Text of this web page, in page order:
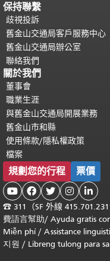
保持聯繫
歧視投訴
舊金山交通局客戶服務中心
舊金山交通局辦公室
聯絡我們
關於我們
董事會
職業生涯
與舊金山交通局開展業務
舊金山市和縣
使用條款/隱私權政策
檔案
規劃您的行程 票價
    
☎ 311（SF 外線
費語言幫助/ Ayuda gratis
Miễn phí/ Assistance
지원 / Libreng tulong para